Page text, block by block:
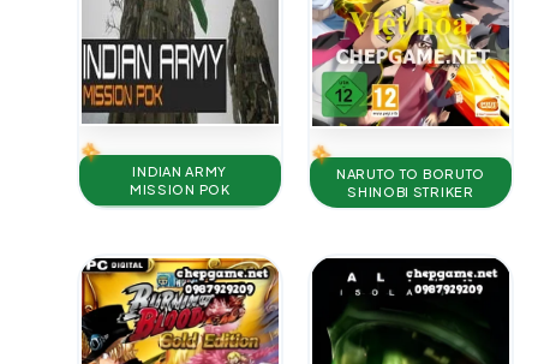
INDIAN ARMY
MISSION POK
NARUTO TO BORUTO
SHINOBI STRIKER